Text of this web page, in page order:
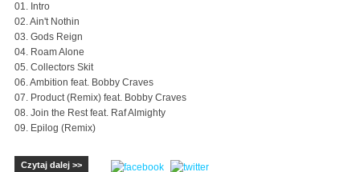
01. Intro
02. Ain't Nothin
03. Gods Reign
04. Roam Alone
05. Collectors Skit
06. Ambition feat. Bobby Craves
07. Product (Remix) feat. Bobby Craves
08. Join the Rest feat. Raf Almighty
09. Epilog (Remix)
Czytaj dalej >>